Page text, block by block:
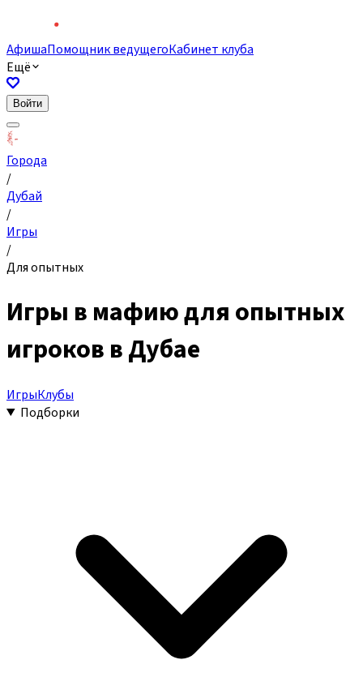
АфишаПомощник ведущегоКабинет клуба
Ещё
Войти
Города
/
Дубай
/
Игры
/
Для опытных
Игры в мафию для опытных
игроков в Дубае
ИгрыКлубы
Подборки